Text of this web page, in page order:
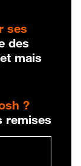
ses
des
mais
?
remises